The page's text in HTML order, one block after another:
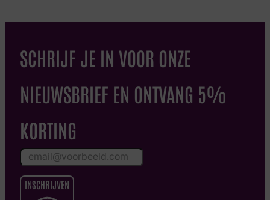
SCHRIJF JE IN VOOR ONZE
NIEUWSBRIEF EN ONTVANG 5%
KORTING
INSCHRIJVEN